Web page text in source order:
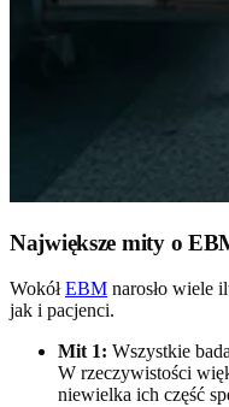
Największe mity o
WokółEBM narosło wiele
jak i pacjenci.
Mit 1: Wszystkie
W rzeczywistości
niewielka ich część